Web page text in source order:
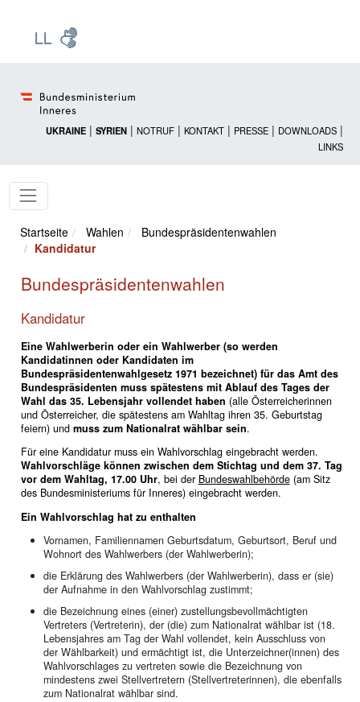
UKRAINE | SYRIEN | NOTRUF | KONTAKT | PRESSE | DOWNLOADS |
LINKS
Startseite Wahlen
Bundespräsidentenwahlen
Kandidatur
Bundespräsidentenwahlen
Kandidatur
Eine Wahlwerberin oder ein Wahlwerber (so werden
Kandidatinnen oder Kandidaten im
Bundespräsidentenwahlgesetz 1971 bezeichnet) für das Amt des
Bundespräsidenten muss spätestens mit Ablauf des Tages der
Wahl das 35. Lebensjahr vollendet haben (alle Österreicherinnen
und Österreicher, die spätestens am Wahltag ihren 35. Geburtstag
feiern) und muss zum Nationalrat wählbar sein.
Für eine Kandidatur muss ein Wahlvorschlag eingebracht werden.
Wahlvorschläge können zwischen dem Stichtag und dem 37. Tag
vor dem Wahltag, 17.00 Uhr, bei der Bundeswahlbehörde(am Sitz
des Bundesministeriums für Inneres) eingebracht werden.
Ein Wahlvorschlag hat zu enthalten
Vornamen, Familiennamen Geburtsdatum, Geburtsort, Beruf und
Wohnort des Wahlwerbers (der Wahlwerberin);
die Erklärung des Wahlwerbers (der Wahlwerberin), dass er (sie)
der Aufnahme in den Wahlvorschlag zustimmt;
die Bezeichnung eines (einer) zustellungsbevollmächtigten
Vertreters (Vertreterin), der (die) zum Nationalrat wählbar ist (18.
Lebensjahres am Tag der Wahl vollendet, kein Ausschluss von
der Wählbarkeit) und ermächtigt ist, die Unterzeichner(innen) des
Wahlvorschlages zu vertreten sowie die Bezeichnung von
mindestens zwei Stellvertretern (Stellvertreterinnen), die ebenfalls
zum Nationalrat wählbar sind.